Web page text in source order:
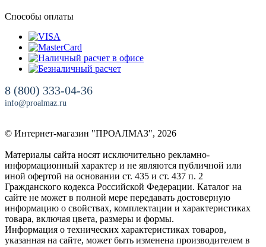
Способы оплаты
8 (800) 333-04-36
info@proalmaz.ru
© Интернет-магазин "ПРОАЛМАЗ", 2026
Материалы сайта носят исключительно рекламно-
информационный характер и не являются публичной или
иной офертой на основании ст. 435 и ст. 437 п. 2
Гражданского кодекса Российской Федерации. Каталог на
сайте не может в полной мере передавать достоверную
информацию о свойствах, комплектации и характеристиках
товара, включая цвета, размеры и формы.
Информация о технических характеристиках товаров,
указанная на сайте, может быть изменена производителем в